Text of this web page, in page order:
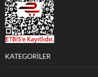
KATEGORILER